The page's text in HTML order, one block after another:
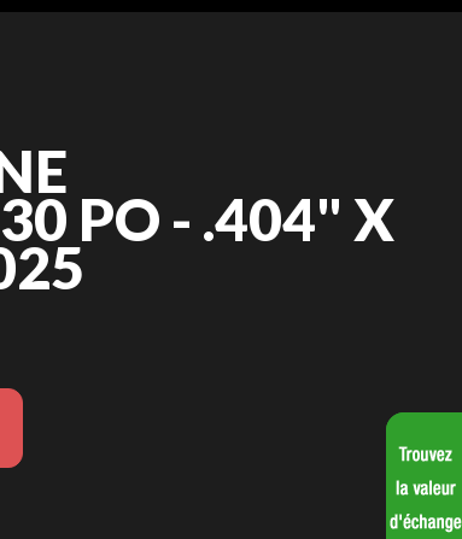
PO - .404" X